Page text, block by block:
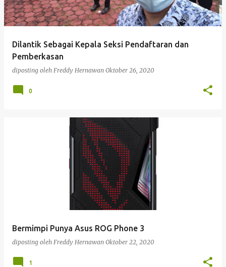
n
Dilantik Sebagai Kepala Seksi Pendaftaran dan
Pemberkasan
diposting oleh Freddy Hernawan Oktober 26, 2020
0
Bermimpi Punya Asus ROG Phone 3
diposting oleh Freddy Hernawan Oktober 22, 2020
1